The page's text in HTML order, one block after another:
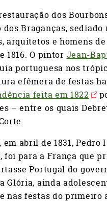
dos
dos Braganças,
arquitetos e homens
1816. O pintor Jean-
portuguesa nos
efêmera de festas
feita em 1822
– entre os quais
em abril de 1831,
foi para a França que
Portugal do
Glória, ainda
nas festas do primeiro